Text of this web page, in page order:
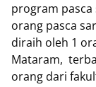
program
orang pasca
diraih oleh 1
Mataram,
orang dari